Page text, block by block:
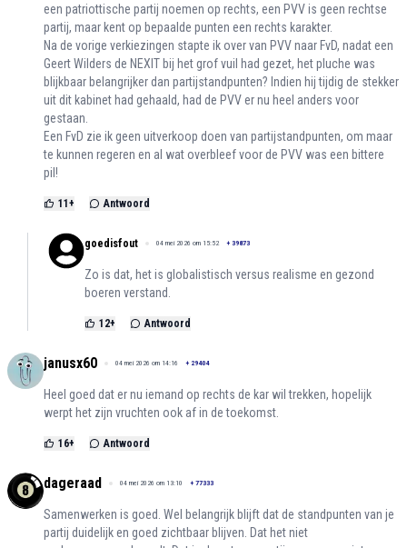
een patriottische partij noemen op rechts, een PVV is geen rechtse
partij, maar kent op bepaalde punten een rechts karakter.
Na de vorige verkiezingen stapte ik over van PVV naar FvD, nadat een
Geert Wilders de NEXIT bij het grof vuil had gezet, het pluche was
blijkbaar belangrijker dan partijstandpunten? Indien hij tijdig de stekker
uit dit kabinet had gehaald, had de PVV er nu heel anders voor
gestaan.
Een FvD zie ik geen uitverkoop doen van partijstandpunten, om maar
te kunnen regeren en al wat overbleef voor de PVV was een bittere
pil!
11 + Antwoord
goedisfout 04 mei 2026 om 15:52 + 39873
Zo is dat, het is globalistisch versus realisme en gezond
boeren verstand.
12+ Antwoord
janusx60 04 mei 2026 om 14:16 + 29404
Heel goed dat er nu iemand op rechts de kar wil trekken, hopelijk
werpt het zijn vruchten ook af in de toekomst.
16+ Antwoord
dageraad 04 mei 2026 om 13:10 + 77333
Samenwerken is goed. Wel belangrijk blijft dat de standpunten van je
partij duidelijk en goed zichtbaar blijven. Dat het niet